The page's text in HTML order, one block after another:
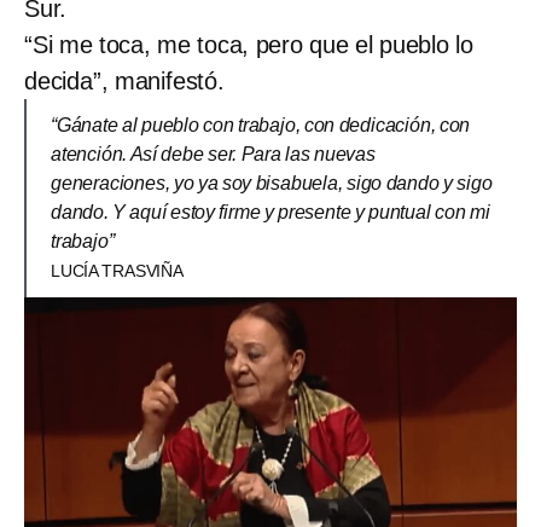
Sur.
“Si me toca, me toca, pero que el pueblo lo
decida”, manifestó.
“Gánate al pueblo con trabajo, con dedicación, con
atención. Así debe ser. Para las nuevas
generaciones, yo ya soy bisabuela, sigo dando y sigo
dando. Y aquí estoy firme y presente y puntual con mi
trabajo”
LUCÍA TRASVIÑA